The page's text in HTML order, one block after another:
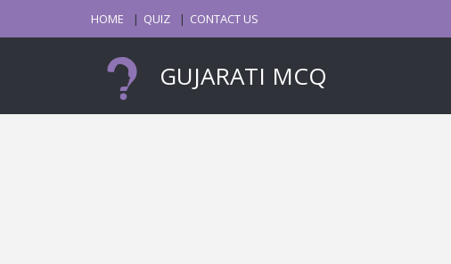
HOME QUIZ CONTACT US
GUJARATI MCQ